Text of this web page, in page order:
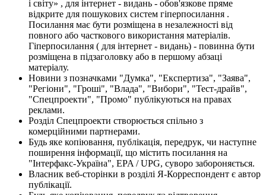
і світу» , для інтернет - видань - обов'язкове пряме
відкрите для пошукових систем гіперпосилання .
Посилання має бути розміщена в незалежності від
повного або часткового використання матеріалів.
Гіперпосилання ( для інтернет - видань) - повинна бути
розміщена в підзаголовку або в першому абзаці
матеріалу.
Новини з позначками "Думка", "Експертиза", "Заява",
"Регіони", "Гроші", "Влада", "Вибори", "Тест-драйв",
"Спецпроекти", "Промо" публікуються на правах
реклами.
Розділ Спецпроекти створюється спільно з
комерційними партнерами.
Будь яке копіювання, публікація, передрук, чи наступне
поширення інформації, що містить посилання на
"Інтерфакс-Україна", EPA / UPG, суворо забороняється.
Власник веб-сторінки в розділі Я-Корреспондент є автор
публікації.